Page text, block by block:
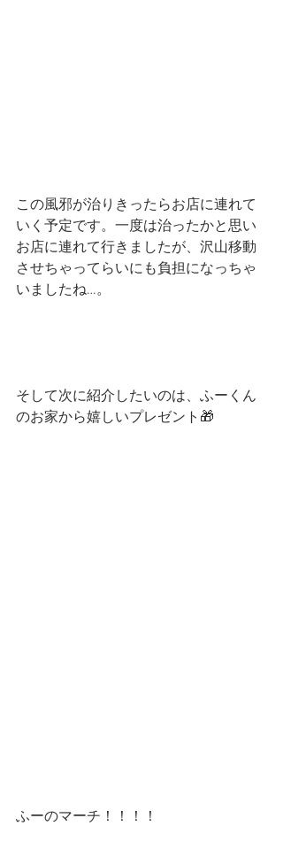
この風邪が治りきったらお店に連れて
いく予定です。一度は治ったかと思い
お店に連れて行きましたが、沢山移動
させちゃってらいにも負担になっちゃ
いましたね…。
そして次に紹介したいのは、ふーくん
のお家から嬉しいプレゼント🎁
ふーのマーチ！！！！